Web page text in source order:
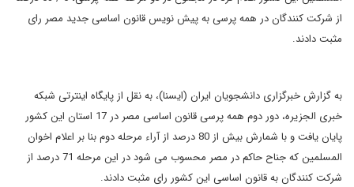
از شرکت کنندگان در همه پرسی به پیش نویس قانون اساسی جدید مصر رای
مثبت دادند.
به گزارش خبرگزاری دانشجویان ایران (ایسنا)، به نقل از پایگاه اینترتی شبکه
خبری الجزیره، دور دوم همه پرسی قانون اساسی مصر در 17 استان این کشور
پایان یافت و با شمارش بیش از 80 درصد از آراء مرحله دوم بنا بر اعلام اخوان
المسلمین که جناح حاکم در مصر محسوب می شود در این مرحله 71 درصد از
شرکت کنندگان به قانون اساسی این کشور رای مثبت دادند.